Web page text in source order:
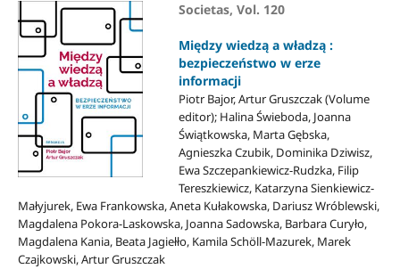
Societas, Vol. 120
Między wiedzą a władzą :
bezpieczeństwo w erze
informacji
Piotr Bajor, Artur Gruszczak (Volume
editor); Halina Świeboda, Joanna
Świątkowska, Marta Gębska,
Agnieszka Czubik, Dominika Dziwisz,
Ewa Szczepankiewicz-Rudzka, Filip
Tereszkiewicz, Katarzyna Sienkiewicz-
Małyjurek, Ewa Frankowska, Aneta Kułakowska, Dariusz Wróblewski,
Magdalena Pokora-Laskowska, Joanna Sadowska, Barbara Curyło,
Magdalena Kania, Beata Jagiełło, Kamila Schöll-Mazurek, Marek
Czajkowski, Artur Gruszczak